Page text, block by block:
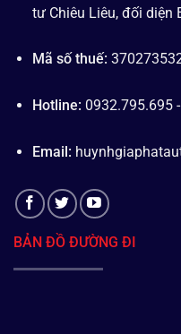
tư Chiêu Liêu, đối diện
Mã số thuế:
Hotline: 0932.795.695
Email:
BẢN ĐỒ ĐƯỜNG ĐI